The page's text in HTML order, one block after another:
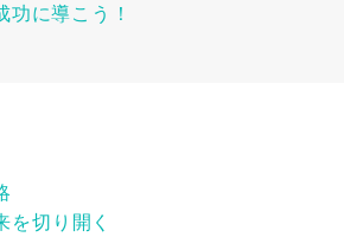
に導こう！
切り開く